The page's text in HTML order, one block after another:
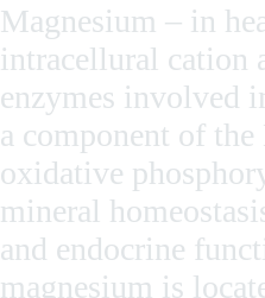
Magnesium – in
intracellural cation
enzymes involved
a component of
oxidative
mineral
and endocrine
magnesium is